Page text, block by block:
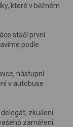
které v běžném
stačí první
podle
nástupní
v autobuse
zkušení
zaměření.
nedojde k
Vašim